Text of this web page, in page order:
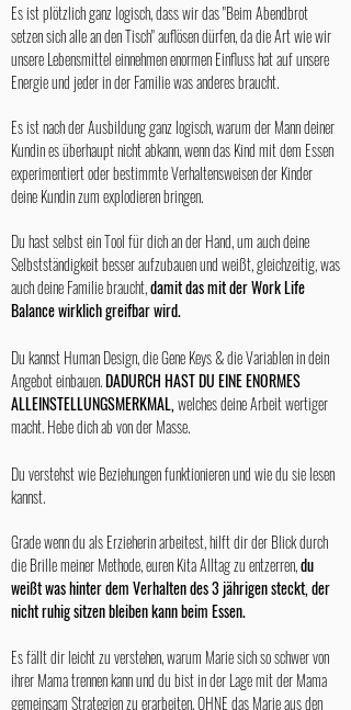
Es ist plötzlich ganz logisch, dass wir das "Beim Abendbrot
setzen sich alle an den Tisch" auflösen dürfen, da die Art wie wir
unsere Lebensmittel einnehmen enormen Einfluss hat auf unsere
Energie und jeder in der Familie was anderes braucht.
Es ist nach der Ausbildung ganz logisch, warum der Mann deiner
Kundin es überhaupt nicht abkann, wenn das Kind mit dem Essen
experimentiert oder bestimmte Verhaltensweisen der Kinder
deine Kundin zum explodieren bringen.
Du hast selbst ein Tool für dich an der Hand, um auch deine
Selbstständigkeit besser aufzubauen und weißt, gleichzeitig, was
auch deine Familie braucht,damit das mit der Work Life
Balance wirklich greifbar wird.
Du kannst Human Design, die Gene Keys & die Variablen in dein
Angebot einbauen.DADURCH HAST DU EINE ENORMES
ALLEINSTELLUNGSMERKMAL,welches deine Arbeit wertiger
macht. Hebe dich ab von der Masse.
Du verstehst wie Beziehungen funktionieren und wie du sie lesen
kannst. ​
Grade wenn du als Erzieherin arbeitest, hilft dir der Blick durch
die Brille meiner Methode, euren Kita Alltag zu entzerren,du
weißt was hinter dem Verhalten des 3 jährigen steckt, der
nicht ruhig sitzen bleiben kann beim Essen.
Es fällt dir leicht zu verstehen, warum Marie sich so schwer von
ihrer Mama trennen kann und du bist in der Lage mit der Mama
gemeinsam Strategien zu erarbeiten, OHNE das Marie aus den